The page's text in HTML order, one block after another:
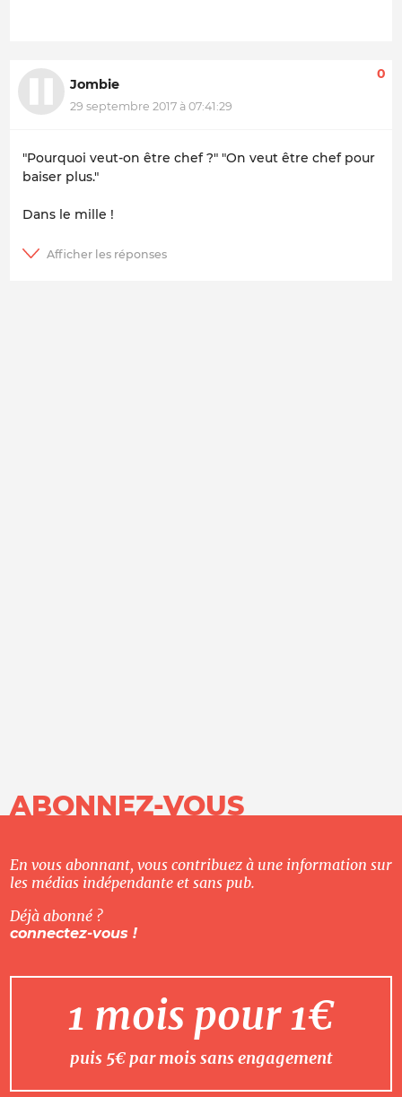
Jombie
29 septembre 2017 à 07:41:29
0
"Pourquoi veut-on être chef ?" "On veut être chef pour
baiser plus."
Dans le mille !
ABONNEZ-VOUS
En vous abonnant, vous contribuez à une information sur
les médias indépendante et sans pub.
Déjà abonné ?
connectez-vous !
1 mois pour 1€
puis 5€ par mois sans engagement